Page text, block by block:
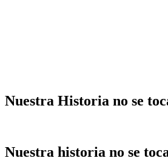
Nuestra Historia no se
Nuestra historia no se